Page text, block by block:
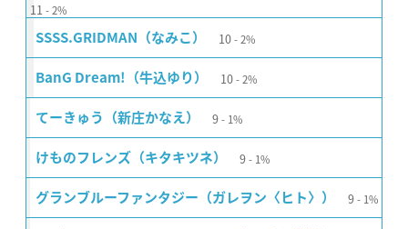
11 2%
SSSS.GRIDMAN（なみこ） 10 2%
BanG Dream!（牛込ゆり） 10 2%
てーきゅう（新庄かなえ） 9 1%
けものフレンズ（キタキツネ） 9 1%
グランブルーファンタジー（ガレヲン〈ヒト〉） 9 1%